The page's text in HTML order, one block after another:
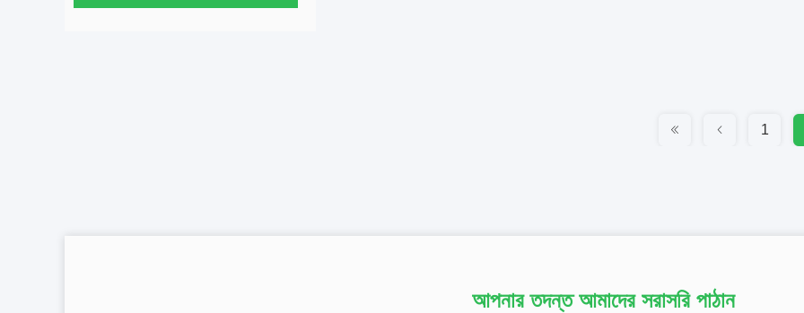
1
আপনার তদন্ত আমাদের সরাসরি পাঠান